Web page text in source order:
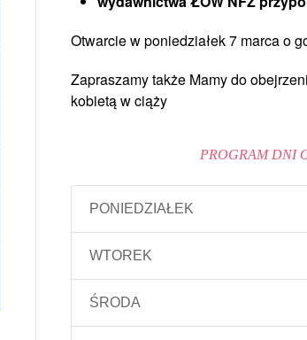
Otwarcie w poniedziałek 7 marca o
Zapraszamy także Mamy do
kobietą w ciąży
PROGRAM DNI
PONIEDZIAŁEK
WTOREK
ŚRODA